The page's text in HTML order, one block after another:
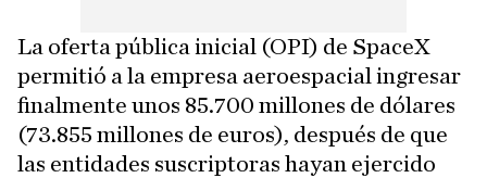
La oferta pública inicial (OPI) de SpaceX
permitió a la empresa aeroespacial ingresar
finalmente unos 85.700 millones de dólares
(73.855 millones de euros), después de que
las entidades suscriptoras hayan ejercido